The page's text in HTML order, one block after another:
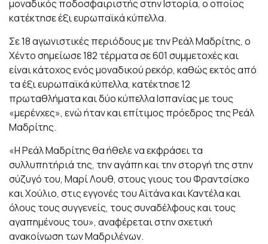
μοναδικός ποδοσφαιριστής στην Ιστορία, ο οποίος
κατέκτησε έξι ευρωπαϊκά κύπελλα.
Σε 18 αγωνιστικές περιόδους με την Ρεάλ Μαδρίτης, ο
Χέντο σημείωσε 182 τέρματα σε 601 συμμετοχές και
είναι κάτοχος ενός μοναδικού ρεκόρ, καθώς εκτός από
τα έξι ευρωπαϊκά κύπελλα, κατέκτησε 12
πρωταθλήματα και δύο κύπελλα Ισπανίας με τους
«μερένχες», ενώ ήταν και επίτιμος πρόεδρος της Ρεάλ
Μαδρίτης.
«Η Ρεάλ Μαδρίτης θα ήθελε να εκφράσει τα
συλλυπητήριά της, την αγάπη και την στοργή της στην
σύζυγό του, Μαρί Λουθ, στους γιους του Φραντσίσκο
και Χούλιο, στις εγγονές του Αϊτάνα και Καντέλα και
όλους τους συγγενείς, τους συναδέλφους και τους
αγαπημένους του», αναφέρεται στην σχετική
ανακοίνωση των Μαδριλένων.